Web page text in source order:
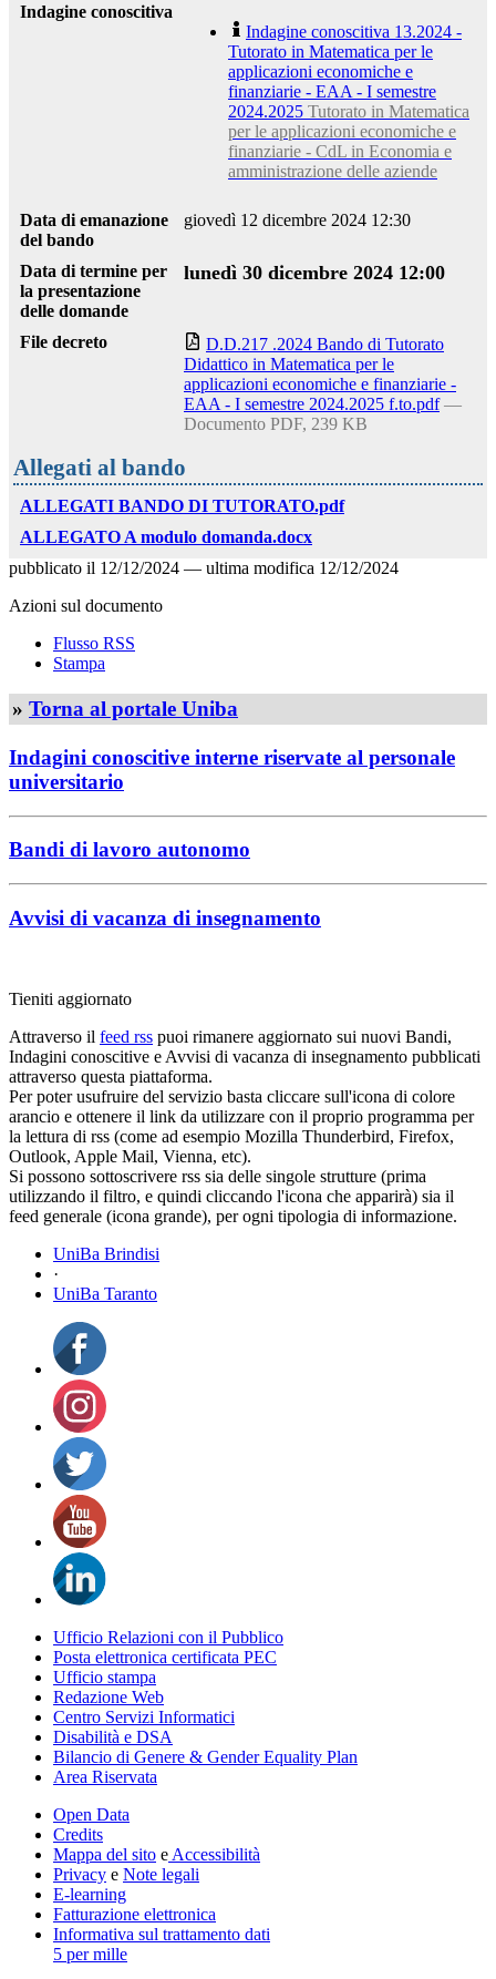
Indagine conoscitiva
Indagine conoscitiva 13.2024 -
Tutorato in Matematica per le
applicazioni economiche e
finanziarie - EAA - I semestre
2024.2025 Tutorato in Matematica
per le applicazioni economiche e
finanziarie - CdL in Economia e
amministrazione delle aziende
Data di emanazione
del bando
giovedì 12 dicembre 2024 12:30
Data di termine per
la presentazione
delle domande
lunedì 30 dicembre 2024 12:00
File decreto
D.D.217 .2024 Bando di Tutorato
Didattico in Matematica per le
applicazioni economiche e finanziarie -
EAA - I semestre 2024.2025 f.to.pdf —
Documento PDF, 239 KB
Allegati al bando
ALLEGATI BANDO DI TUTORATO.pdf
ALLEGATO A modulo domanda.docx
pubblicato il 12/12/2024 — ultima modifica 12/12/2024
Azioni sul documento
Flusso RSS
Stampa
» Torna al portale Uniba
Indagini conoscitive interne riservate al personale
universitario
Bandi di lavoro autonomo
Avvisi di vacanza di insegnamento
Tieniti aggiornato
Attraverso il feed rss puoi rimanere aggiornato sui nuovi Bandi,
Indagini conoscitive e Avvisi di vacanza di insegnamento pubblicati
attraverso questa piattaforma.
Per poter usufruire del servizio basta cliccare sull'icona di colore
arancio e ottenere il link da utilizzare con il proprio programma per
la lettura di rss (come ad esempio Mozilla Thunderbird, Firefox,
Outlook, Apple Mail, Vienna, etc).
Si possono sottoscrivere rss sia delle singole strutture (prima
utilizzando il filtro, e quindi cliccando l'icona che apparirà) sia il
feed generale (icona grande), per ogni tipologia di informazione.
UniBa Brindisi
·
UniBa Taranto
Ufficio Relazioni con il Pubblico
Posta elettronica certificata PEC
Ufficio stampa
Redazione Web
Centro Servizi Informatici
Disabilità e DSA
Bilancio di Genere & Gender Equality Plan
Area Riservata
Open Data
Credits
Mappa del sito e Accessibilità
Privacy e Note legali
E-learning
Fatturazione elettronica
Informativa sul trattamento dati
5 per mille